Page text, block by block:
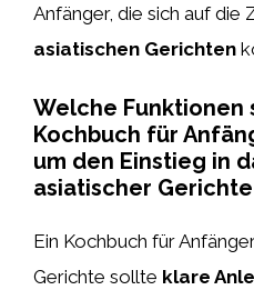
Anfänger, die sich auf die
asiatischen Gerichten
Welche Funktionen
Kochbuch für
um den Einstieg in
asiatischer
Ein Kochbuch für
Gerichte sollte klare